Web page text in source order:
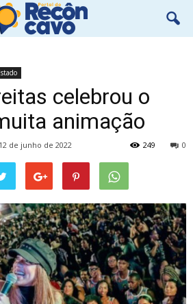
celebrou o
animação
12 de junho de 2022 0
249